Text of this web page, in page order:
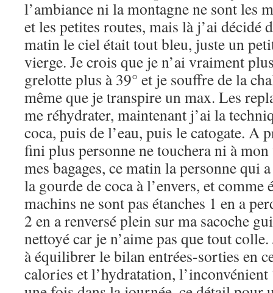
l’ambiance ni la montagne ne sont les
et les petites routes, mais là j’ai décidé
matin le ciel était tout bleu, juste un
vierge. Je crois que je n’ai vraiment
grelotte plus à 39° et je souffre de la
même que je transpire un max. Les
me réhydrater, maintenant j’ai la
coca, puis de l’eau, puis le catogate. A
fini plus personne ne touchera ni à
mes bagages, ce matin la personne qui
la gourde de coca à l’envers, et comme
machins ne sont pas étanches 1 en a
2 en a renversé plein sur ma sacoche
nettoyé car je n’aime pas que tout
à équilibrer le bilan entrées-sorties en
calories et l’hydratation,